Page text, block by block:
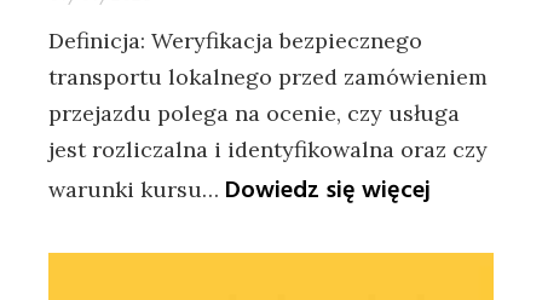
Definicja: Weryfikacja bezpiecznego
transportu lokalnego przed zamówieniem
przejazdu polega na ocenie, czy usługa
jest rozliczalna i identyfikowalna oraz czy
warunki kursu… Dowiedz się więcej